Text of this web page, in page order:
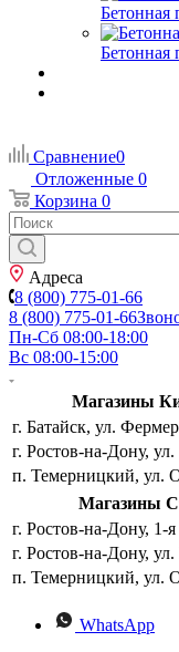
Бетонная
Бетонная
Сравнение0
Отложенные 0
Корзина 0
Адреса
8 (800) 775-01-66
8 (800) 775-01-66
Пн-Сб 08:00-18:00
Вс 08:00-15:00
Магазины
г. Батайск, ул.
г. Ростов-на-Дону,
п. Темерницкий, ул.
Магазины
г. Ростов-на-Дону, 1-
г. Ростов-на-Дону,
п. Темерницкий, ул.
WhatsApp